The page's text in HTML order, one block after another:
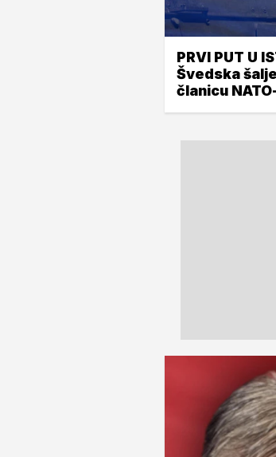
PRVI PUT U
Švedska
članicu